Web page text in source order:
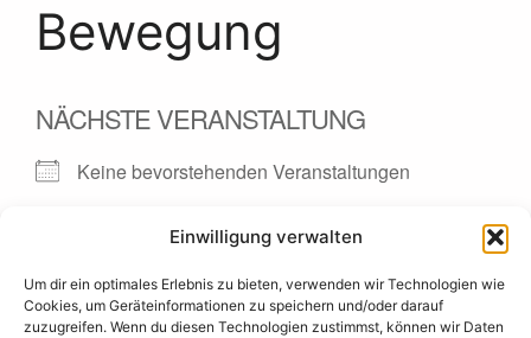
Einwilligung verwalten
Um dir ein optimales Erlebnis zu bieten, verwenden wir Technologien wie
Cookies, um Geräteinformationen zu speichern und/oder darauf
zuzugreifen. Wenn du diesen Technologien zustimmst, können wir Daten
Bewegung
NÄCHSTE VERANSTALTUNG
Keine bevorstehenden Veranstaltungen